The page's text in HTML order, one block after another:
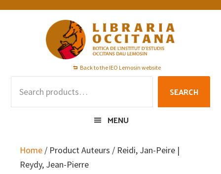
Skip
Skip
Skip
Back to the IEO Lemosin website
SEARCH
MENU
Home / Product Auteurs / Reidi, Jan-Peire |
Reydy, Jean-Pierre